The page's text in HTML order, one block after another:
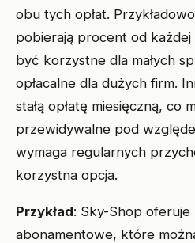
obu tych opłat.
pobierają procent od
być korzystne dla małych
opłacalne dla dużych firm.
stałą opłatę miesięczną, co
przewidywalne pod
wymaga regularnych
korzystna opcja.
Przykład: Sky-Shop
abonamentowe, które